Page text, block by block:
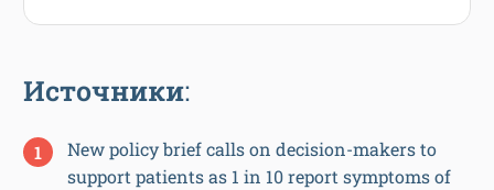
Источники:
New policy brief calls on decision-makers to
support patients as 1 in 10 report symptoms of